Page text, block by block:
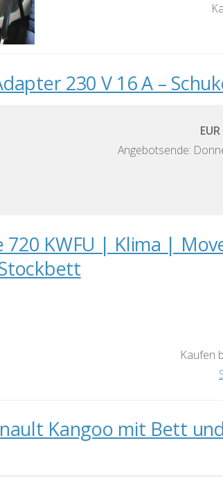
230 V 16 A –
Angebotsende:
720 KWFU | Klima |
Kaufen
Kangoo mit Bett